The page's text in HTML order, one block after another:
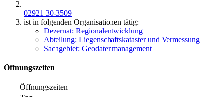
02921 30-3509
ist in folgenden Organisationen tätig:
Dezernat: Regionalentwicklung
Abteilung: Liegenschaftskataster und Vermessung
Sachgebiet: Geodatenmanagement
Öffnungszeiten
Öffnungszeiten